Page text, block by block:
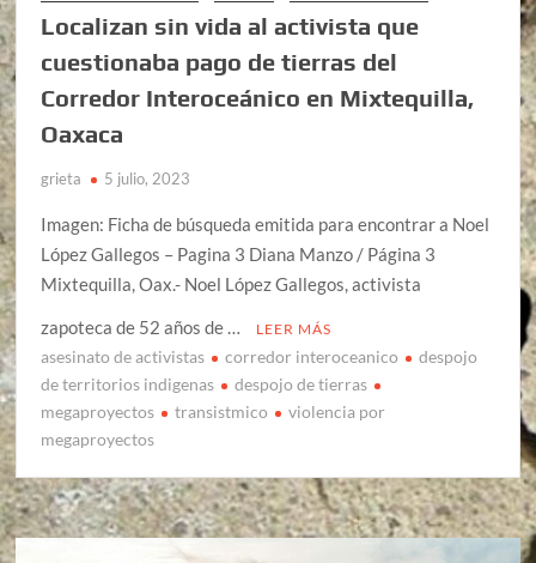
Localizan sin vida al activista que
cuestionaba pago de tierras del
Corredor Interoceánico en Mixtequilla,
Oaxaca
grieta 5 julio, 2023
Imagen: Ficha de búsqueda emitida para encontrar a Noel
López Gallegos – Pagina 3 Diana Manzo / Página 3
Mixtequilla, Oax.- Noel López Gallegos, activista
zapoteca de 52 años de …
LEER MÁS
asesinato de activistas corredor interoceanico
despojo
de territorios indigenas
despojo de tierras
megaproyectos
transistmico
violencia por
megaproyectos